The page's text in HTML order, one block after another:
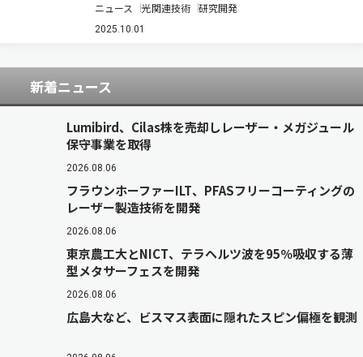
リリース）。 無花粉スギの花粉を飛ばさない性質
は，雄性不稔遺伝子と呼ばれる1つの潜性遺伝子
ニュース 光関連技術 研究開発
2025.10.01
新着ニュース
Lumibird、Cilas株を売却しレーザー・メガジュール
保守事業を取得
2026.08.06
フラウンホーファーILT、PFASフリーコーティングの
レーザー製造技術を開発
2026.08.06
東京農工大とNICT、テラヘルツ波を95％吸収する薄
型メタサーフェスを開発
2026.08.06
広島大など、ビスマス表面に隠れたスピン偏極を観測